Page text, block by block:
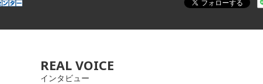
REAL VOICE
インタビュー